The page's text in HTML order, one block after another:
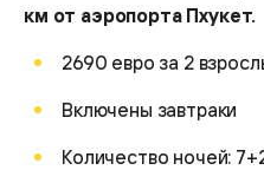
км от аэропорта Пхукет.
2690 евро за 2
Включены завтраки
Количество ночей: